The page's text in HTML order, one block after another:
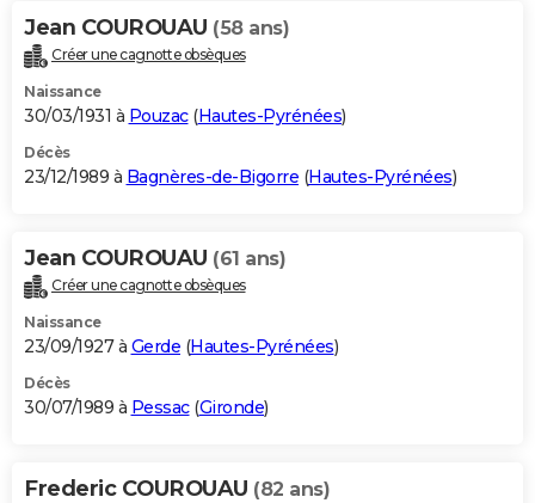
Jean COUROUAU (58 ans)
Créer une cagnotte obsèques
Naissance
30/03/1931 à Pouzac(Hautes-Pyrénées)
Décès
23/12/1989 à Bagnères-de-Bigorre (Hautes-Pyrénées)
Jean COUROUAU (61 ans)
Créer une cagnotte obsèques
Naissance
23/09/1927 à Gerde (Hautes-Pyrénées)
Décès
30/07/1989 à Pessac(Gironde)
Frederic COUROUAU (82 ans)